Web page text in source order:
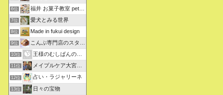
6位 福井 お菓子教室 petit sugarland
7位 愛犬とみる世界
8位 Made in fukui design
9位 こんぶ専門店のスタッフ日記
10位 王様のむしぱんのブログ
11位 メイプルケア大宮デイサービス
12位 占い・ラジャリーネ
13位 日々の宝物